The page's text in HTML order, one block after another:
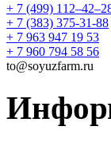
+ 7 (499)
+ 7 (383) 375-31-88
+ 7 963 947 19 53
+ 7 960 794 58 56
to@soyuzfarm.ru